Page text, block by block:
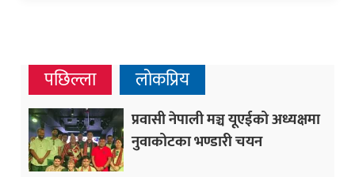
पछिल्ला लोकप्रिय
प्रवासी नेपाली मञ्च यूएईको अध्यक्षमा
नुवाकोटका भण्डारी चयन